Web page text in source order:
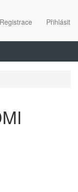
Registrace Přihlásit